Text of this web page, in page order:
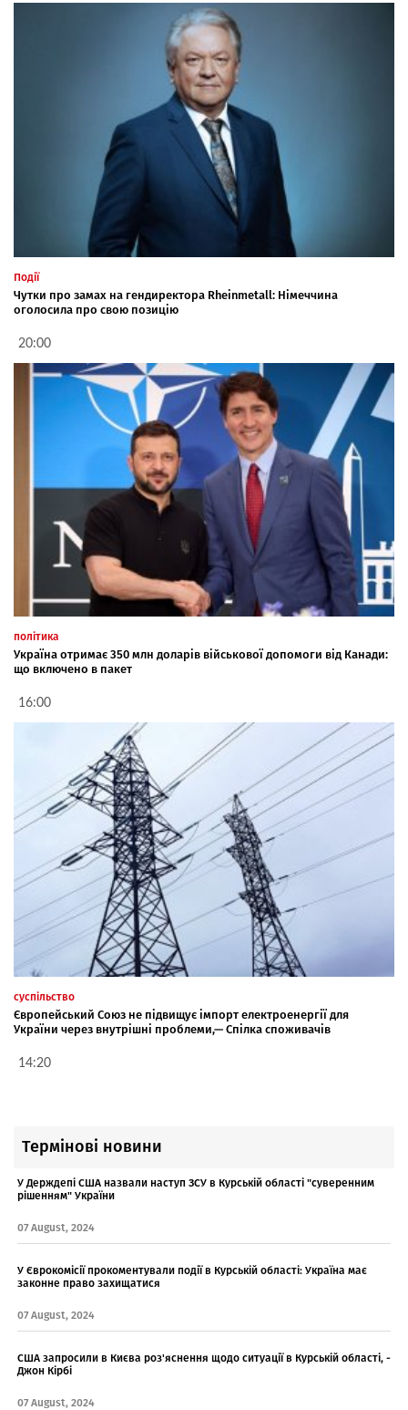
Події
Чутки про замах на гендиректора Rheinmetall: Німеччина
оголосила про свою позицію
20:00
політика
Україна отримає 350 млн доларів військової допомоги від Канади:
що включено в пакет
16:00
суспільство
Європейський Союз не підвищує імпорт електроенергії для
України через внутрішні проблеми,— Спілка споживачів
14:20
Термінові новини
У Держдепі США назвали наступ ЗСУ в Курській області "суверенним
рішенням" України
07 August, 2024
У Єврокомісії прокоментували події в Курській області: Україна має
законне право захищатися
07 August, 2024
США запросили в Києва роз'яснення щодо ситуації в Курській області, -
Джон Кірбі
07 August, 2024